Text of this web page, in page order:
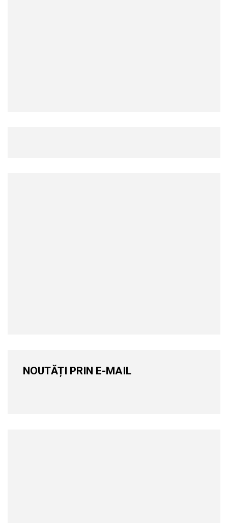
NOUTĂȚI PRIN E-MAIL